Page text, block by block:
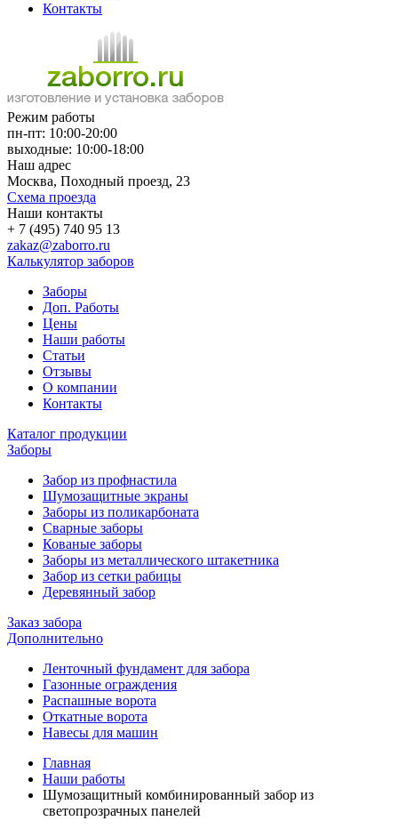
Контакты
Режим работы
пн-пт: 10:00-20:00
выходные: 10:00-18:00
Наш адрес
Москва, Походный проезд, 23
Схема проезда
Наши контакты
+ 7 (495) 740 95 13
zakaz@zaborro.ru
Калькулятор заборов
Заборы
Доп. Работы
Цены
Наши работы
Статьи
Отзывы
О компании
Контакты
Каталог продукции
Заборы
Забор из профнастила
Шумозащитные экраны
Заборы из поликарбоната
Сварные заборы
Кованые заборы
Заборы из металлического штакетника
Забор из сетки рабицы
Деревянный забор
Заказ забора
Дополнительно
Ленточный фундамент для забора
Газонные ограждения
Распашные ворота
Откатные ворота
Навесы для машин
Главная
Наши работы
Шумозащитный комбинированный забор из
светопрозрачных панелей